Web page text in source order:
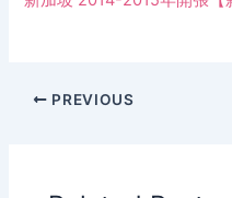
PREVIOUS